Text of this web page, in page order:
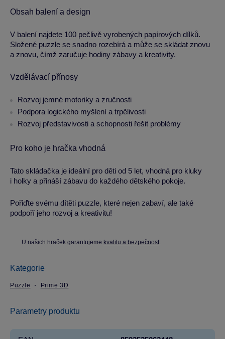
Obsah balení a design
V balení najdete 100 pečlivě vyrobených papírových dílků.
Složené puzzle se snadno rozebírá a může se skládat znovu
a znovu, čímž zaručuje hodiny zábavy a kreativity.
Vzdělávací přínosy
Rozvoj jemné motoriky a zručnosti
Podpora logického myšlení a trpělivosti
Rozvoj představivosti a schopnosti řešit problémy
Pro koho je hračka vhodná
Tato skládačka je ideální pro děti od 5 let, vhodná pro kluky
i holky a přináší zábavu do každého dětského pokoje.
Pořiďte svému dítěti puzzle, které nejen zabaví, ale také
podpoří jeho rozvoj a kreativitu!
U našich hraček garantujeme kvalitu a bezpečnost.
Kategorie
Puzzle Prime 3D
Parametry produktu